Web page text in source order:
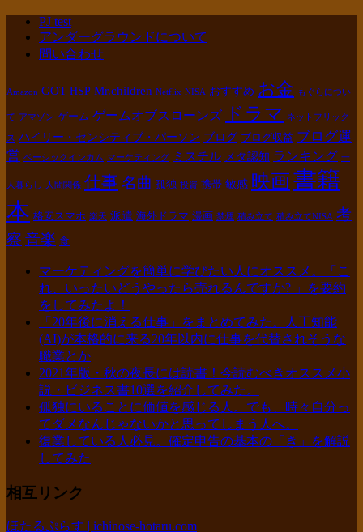
PJ test
アンダーグラウンドについて
問い合わせ
Amazon GOT HSP Mr.children Netflix NISA おすすめ お金 もぐらについ
て アマゾン ゲーム ゲームオブスローンズ ドラマ ネットフリック
ス ハイリー・センシティブ・パーソン ブログ ブログ収益 ブログ運
営 ベーシックインカム マーケティング ミスチル メタ認知 ランキング 一
人暮らし 人間関係 仕事 名曲 孤独 投資 携帯 敏感 映画書籍
本 格安スマホ 楽天 派遣 海外ドラマ 漫画 禁煙 積み立て 積み立てNISA 考
察 音楽 食
マーケティングを簡単に学びたい人にオススメ。「こ
れ、いったいどうやったら売れるんですか? 」を要約
をしてみたよ！
「20年後に消える仕事」をまとめてみた。人工知能
(AI)が本格的に来る20年以内に仕事を代替されそうな
職業とか
2021年版・秋の夜長には読書！今読むべきオススメ小
説・ビジネス書10選を紹介してみた。
孤独にいることに価値を感じる人。でも、時々自分っ
てダメなんじゃないかと思ってしまう人へ。
復業している人必見。確定申告の基本の「き」を解説
してみた
相互リンク
ほたるぷらす | ichinose-hotaru.com